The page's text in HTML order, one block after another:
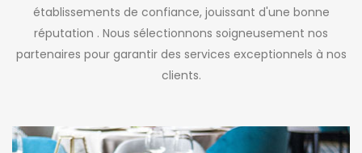
établissements de confiance, jouissant d'une bonne
réputation . Nous sélectionnons soigneusement nos
partenaires pour garantir des services exceptionnels à nos
clients.